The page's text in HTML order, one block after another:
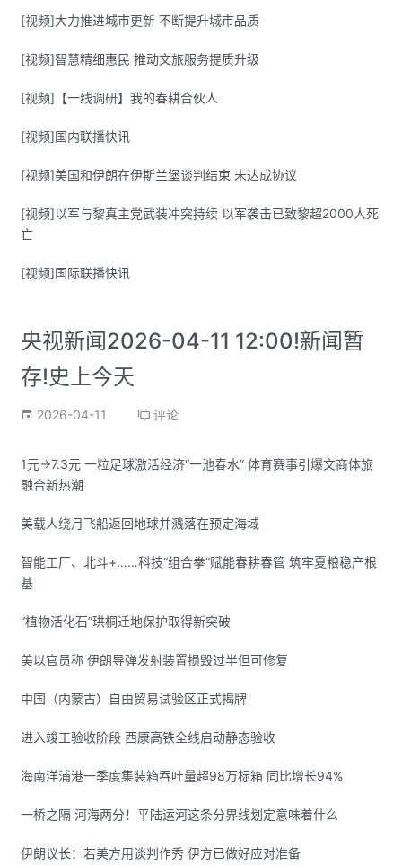
[视频]大力推进城市更新 不断提升城市品质
[视频]智慧精细惠民 推动文旅服务提质升级
[视频]【一线调研】我的春耕合伙人
[视频]国内联播快讯
[视频]美国和伊朗在伊斯兰堡谈判结束 未达成协议
[视频]以军与黎真主党武装冲突持续 以军袭击已致黎超2000人死
亡
[视频]国际联播快讯
央视新闻2026-04-11 12:00!新闻暂
存!史上今天
2026-04-11 评论
1元→7.3元 一粒足球激活经济“一池春水” 体育赛事引爆文商体旅
融合新热潮
美载人绕月飞船返回地球并溅落在预定海域
智能工厂、北斗+……科技“组合拳”赋能春耕春管 筑牢夏粮稳产根
基
“植物活化石”珙桐迁地保护取得新突破
美以官员称 伊朗导弹发射装置损毁过半但可修复
中国（内蒙古）自由贸易试验区正式揭牌
进入竣工验收阶段 西康高铁全线启动静态验收
海南洋浦港一季度集装箱吞吐量超98万标箱 同比增长94%
一桥之隔 河海两分！平陆运河这条分界线划定意味着什么
伊朗议长：若美方用谈判作秀 伊方已做好应对准备